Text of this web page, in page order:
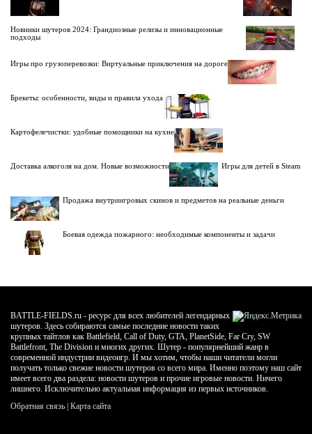
Новинки шутеров 2024: Грандиозные релизы и инновационные
подходы
Игры про грузоперевозки: Виртуальные приключения на дороге
Брекеты: особенности, виды и правила ухода
Картофелечистки: удобные помощники на кухне
Доставка алкоголя на дом. Новые возможности Игры для детей в Steam
Продажа внутриигровых скинов и предметов на реальные деньги
Боевая одежда пожарного: необходимые компоненты и задачи
BATTLE-FIELDS.ru - ресурс для всех любителей легендарных
шутеров. Здесь собираются самые последние новости таких
крупных тайтлов как Battlefield, Call of Duty, GTA, PlanetSide, Far Cry, SW
Battlefront, The Division и многих других. Шутер - популярнейший жанр в
современной индустрии видеоигр. И мы хотим, чтобы наши читатели могли
получать только свежие новости шутеров со всего мира. Именно поэтому наш сайт
имеет всего два раздела: новости шутеров и прочие игровые новости. Ничего
лишнего. Исключительно актуальная информация из первых источников.
Обратная связь Карта сайта